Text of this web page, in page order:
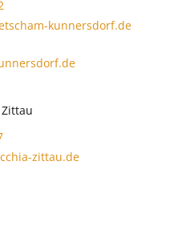
kunnersdorf.de
zittau.de